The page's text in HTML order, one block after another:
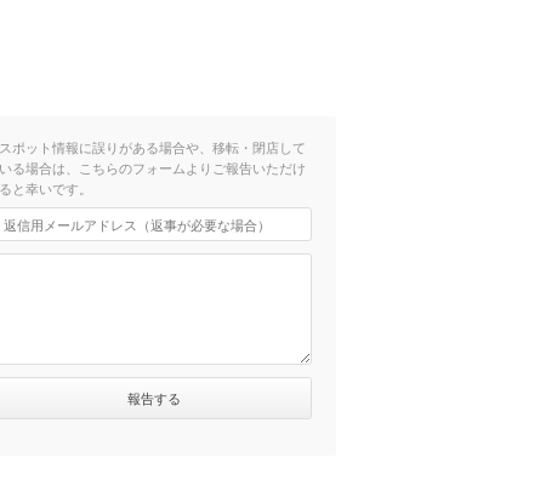
スポット情報に誤りがある場合や、移転・閉店して
いる場合は、こちらのフォームよりご報告いただけ
ると幸いです。